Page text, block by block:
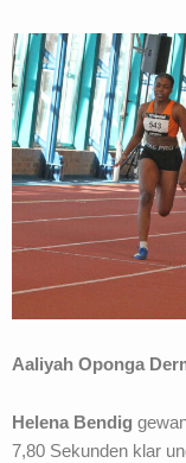
Aaliyah Oponga
Helena Bendig
7,80 Sekunden klar